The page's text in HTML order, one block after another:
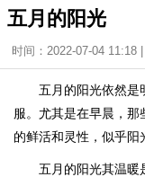
五月的阳光
时间：2022-07-04 11:18 |
五月的阳光依然是
服。尤其是在早晨，
的鲜活和灵性，似乎阳
五月的阳光其温暖